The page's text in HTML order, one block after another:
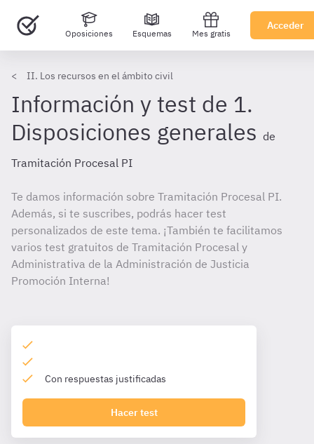
Oposiciones Esquemas Mes gratis
Acceder
II. Los recursos en el ámbito civil
Información y test de 1.
Disposiciones generales de
Tramitación Procesal PI
Te damos información sobre Tramitación Procesal PI.
Además, si te suscribes, podrás hacer test
personalizados de este tema. ¡También te facilitamos
varios test gratuitos de Tramitación Procesal y
Administrativa de la Administración de Justicia
Promoción Interna!
Con respuestas justificadas
Hacer test